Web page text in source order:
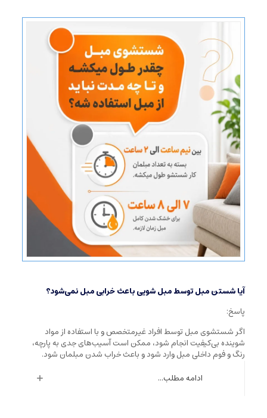
آیا شستن مبل توسط مبل شویی باعث خرابی مبل نمی‌شود؟
پاسخ:
اگر شستشوی مبل توسط افراد غیرمتخصص و با استفاده از مواد
شوینده بی‌کیفیت انجام شود، ممکن است آسیب‌های جدی به پارچه،
رنگ و فوم داخلی مبل وارد شود و باعث خراب شدن مبلمان شود.
ادامه مطلب...